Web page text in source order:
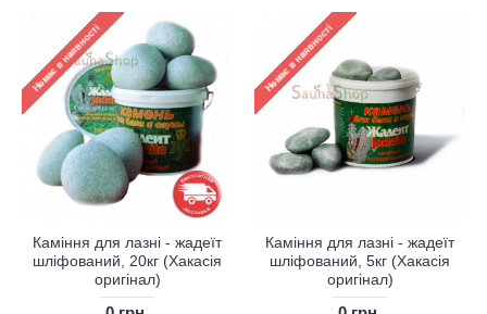
Каміння для лазні - жадеїт
шліфований, 20кг (Хакасія
оригінал)
Каміння для лазні - жадеїт
шліфований, 5кг (Хакасія
оригінал)